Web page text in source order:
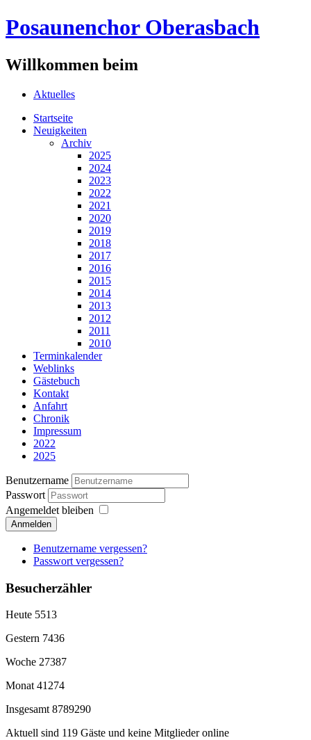
Posaunenchor Oberasbach
Willkommen beim
Aktuelles
Startseite
Neuigkeiten
Archiv
2025
2024
2023
2022
2021
2020
2019
2018
2017
2016
2015
2014
2013
2012
2011
2010
Terminkalender
Weblinks
Gästebuch
Kontakt
Anfahrt
Chronik
Impressum
2022
2025
Benutzername
Passwort
Angemeldet bleiben
Anmelden
Benutzername vergessen?
Passwort vergessen?
Besucherzähler
Heute 5513
Gestern 7436
Woche 27387
Monat 41274
Insgesamt 8789290
Aktuell sind 119 Gäste und keine Mitglieder online